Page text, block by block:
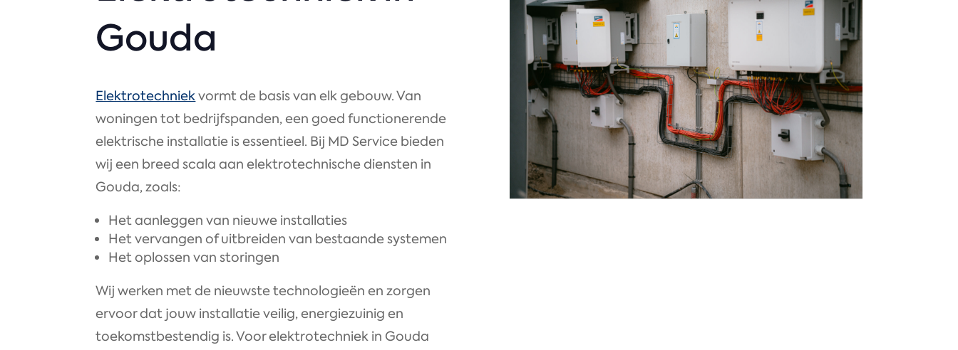
Gouda
Elektrotechniekvormt de basis van elk gebouw. Van
woningen tot bedrijfspanden, een goed functionerende
elektrische installatie is essentieel. Bij MD Service bieden
wij een breed scala aan elektrotechnische diensten in
Gouda, zoals:
Het aanleggen van nieuwe installaties
Het vervangen of uitbreiden van bestaande systemen
Het oplossen van storingen
Wij werken met de nieuwste technologieën en zorgen
ervoor dat jouw installatie veilig, energiezuinig en
toekomstbestendig is. Voor elektrotechniek in Gouda